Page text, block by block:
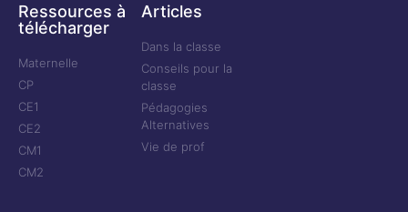
Ressources à
télécharger
Maternelle
CP
CE1
CE2
CM1
CM2
Articles
Dans la classe
Conseils pour la
classe
Pédagogies
Alternatives
Vie de prof